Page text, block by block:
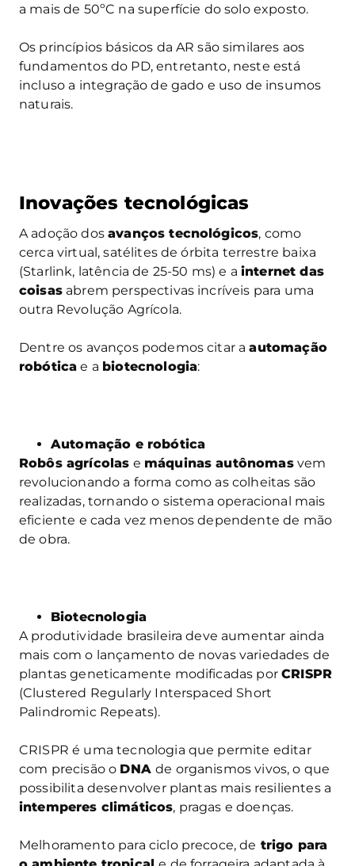
a mais de 50ºC na superfície do solo exposto.
Os princípios básicos da AR são similares aos
fundamentos do PD, entretanto, neste está
incluso a integração de gado e uso de insumos
naturais.
Inovações tecnológicas
A adoção dosavanços tecnológicos, como
cerca virtual, satélites de órbita terrestre baixa
(Starlink, latência de 25-50 ms) e a internet das
coisasabrem perspectivas incríveis para uma
outra Revolução Agrícola.
Dentre os avanços podemos citar aautomação
robótica e a biotecnologia:
Automação e robótica
Robôs agrícolas e máquinas autônomasvem
revolucionando a forma como as colheitas são
realizadas, tornando o sistema operacional mais
eficiente e cada vez menos dependente de mão
de obra.
Biotecnologia
A produtividade brasileira deve aumentar ainda
mais com o lançamento de novas variedades de
plantas geneticamente modificadas porCRISPR
(Clustered Regularly Interspaced Short
Palindromic Repeats).
CRISPR é uma tecnologia que permite editar
com precisão o DNAde organismos vivos, o que
possibilita desenvolver plantas mais resilientes a
intemperes climáticos, pragas e doenças.
Melhoramento para ciclo precoce, de trigo para